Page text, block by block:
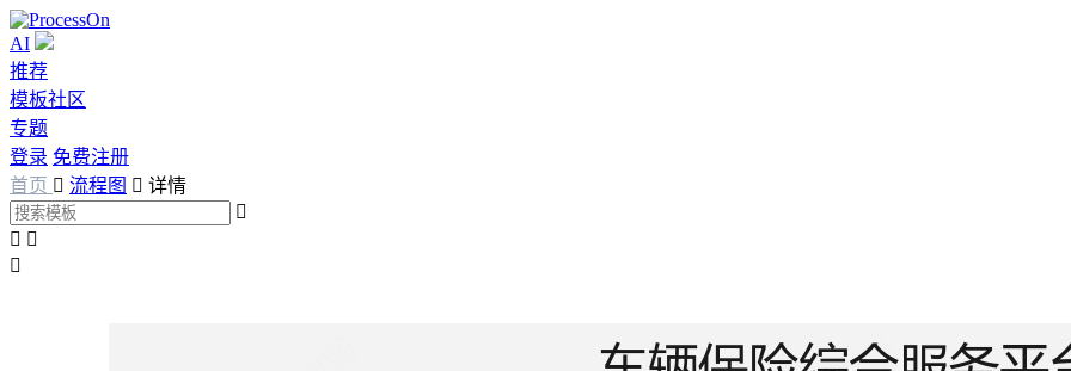
AI
推荐
模板社区
专题
登录 免费注册
首页  流程图  详情

 
